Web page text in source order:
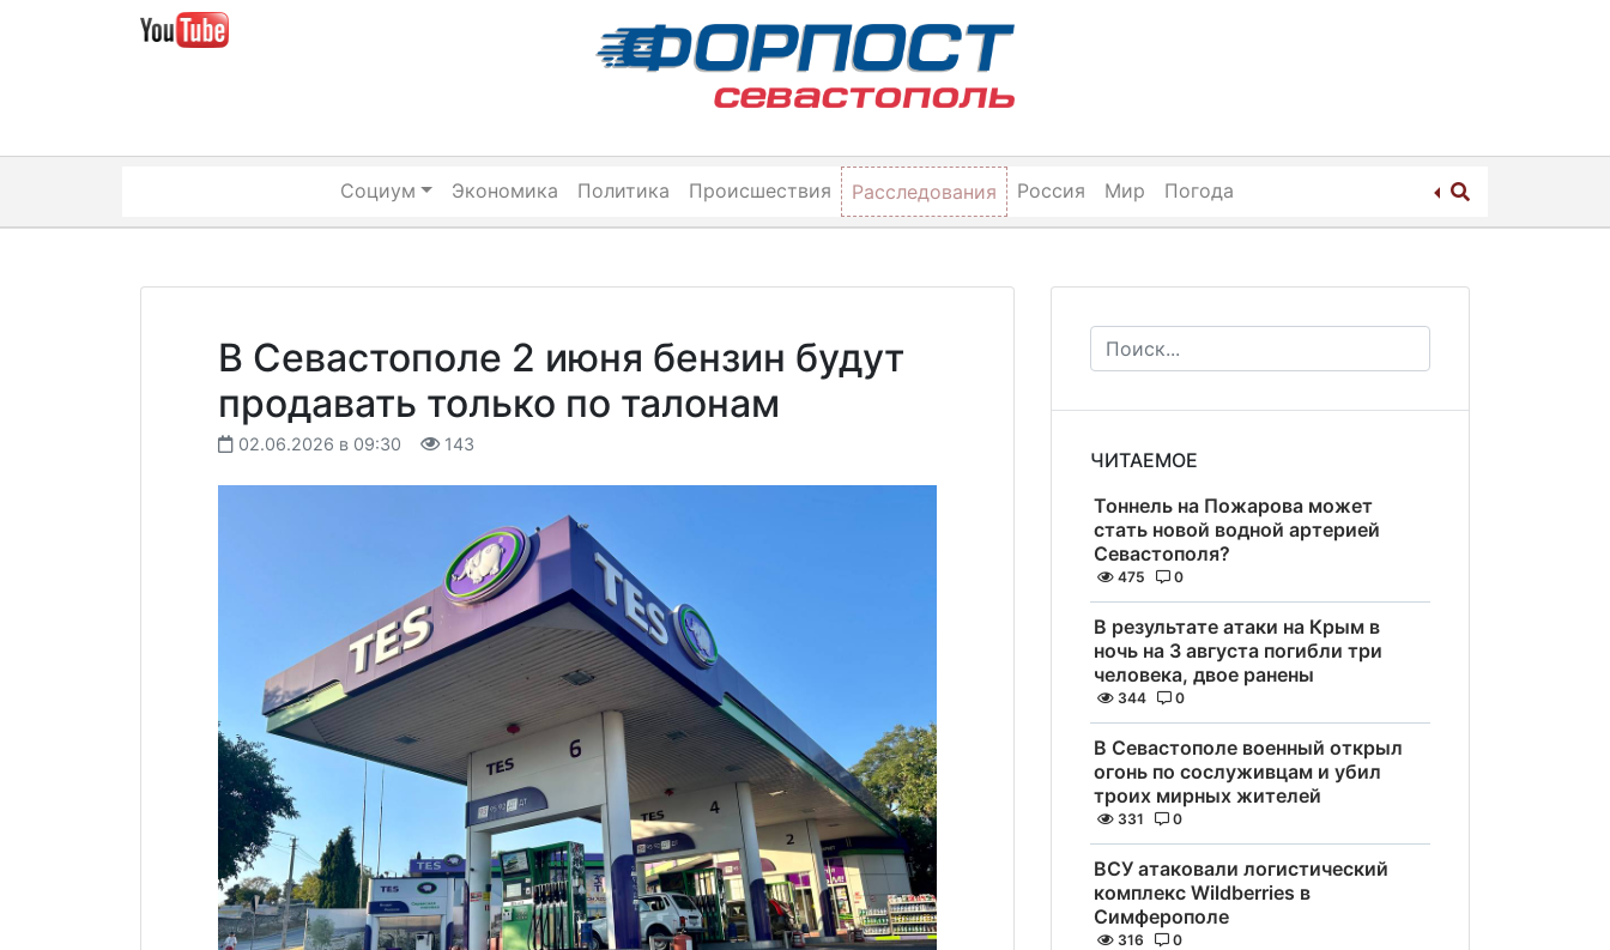
Социум Экономика Политика Происшествия Расследования Россия Мир Погода
В Севастополе 2 июня бензин будут
продавать только по талонам
02.06.2026 в 09:30 143
ЧИТАЕМОЕ
Тоннель на Пожарова может
стать новой водной артерией
Севастополя?
475 0
В результате атаки на Крым в
ночь на 3 августа погибли три
человека, двое ранены
344 0
В Севастополе военный открыл
огонь по сослуживцам и убил
троих мирных жителей
331 0
ВСУ атаковали логистический
комплекс Wildberries в
Симферополе
316 0